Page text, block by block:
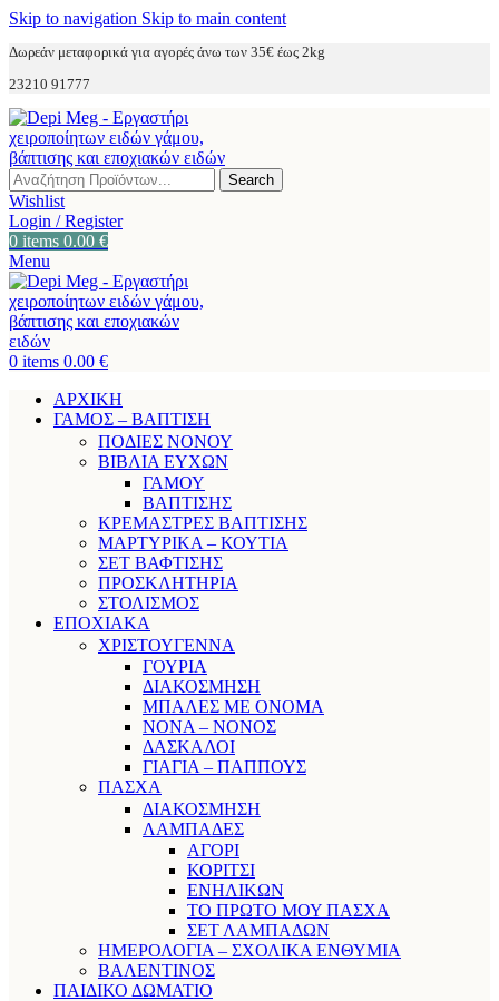
Skip to navigation Skip to main content
Δωρεάν μεταφορικά για αγορές άνω των 35€ έως 2kg
23210 91777
Search
Wishlist
Login / Register
0 items 0.00 €
Menu
0 items 0.00 €
ΑΡΧΙΚΗ
ΓΑΜΟΣ – ΒΑΠΤΙΣΗ
ΠΟΔΙΕΣ ΝΟΝΟΥ
ΒΙΒΛΙΑ ΕΥΧΩΝ
ΓΑΜΟΥ
ΒΑΠΤΙΣΗΣ
ΚΡΕΜΑΣΤΡΕΣ ΒΑΠΤΙΣΗΣ
ΜΑΡΤΥΡΙΚΑ – ΚΟΥΤΙΑ
ΣΕΤ ΒΑΦΤΙΣΗΣ
ΠΡΟΣΚΛΗΤΗΡΙΑ
ΣΤΟΛΙΣΜΟΣ
ΕΠΟΧΙΑΚΑ
ΧΡΙΣΤΟΥΓΕΝΝΑ
ΓΟΥΡΙΑ
ΔΙΑΚΟΣΜΗΣΗ
ΜΠΑΛΕΣ ΜΕ ΟΝΟΜΑ
ΝΟΝΑ – ΝΟΝΟΣ
ΔΑΣΚΑΛΟΙ
ΓΙΑΓΙΑ – ΠΑΠΠΟΥΣ
ΠΑΣΧΑ
ΔΙΑΚΟΣΜΗΣΗ
ΛΑΜΠΑΔΕΣ
ΑΓΟΡΙ
ΚΟΡΙΤΣΙ
ΕΝΗΛΙΚΩΝ
ΤΟ ΠΡΩΤΟ ΜΟΥ ΠΑΣΧΑ
ΣΕΤ ΛΑΜΠΑΔΩΝ
ΗΜΕΡΟΛΟΓΙΑ – ΣΧΟΛΙΚΑ ΕΝΘΥΜΙΑ
ΒΑΛΕΝΤΙΝΟΣ
ΠΑΙΔΙΚΟ ΔΩΜΑΤΙΟ